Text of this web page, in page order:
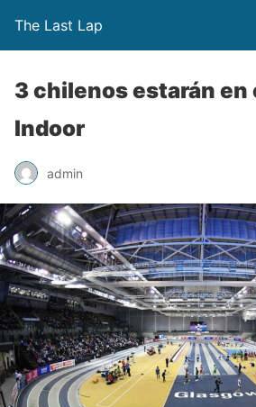
The Last Lap
3 chilenos estarán en
Indoor
admin